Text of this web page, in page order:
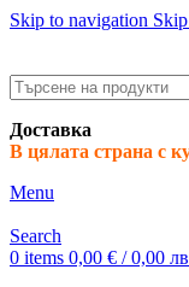
Skip to navigation
Доставка
В цялата страна с
Menu
Search
0 items 0,00 € / 0,00